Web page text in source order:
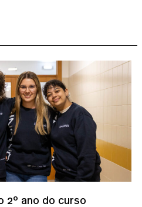
2º ano do curso